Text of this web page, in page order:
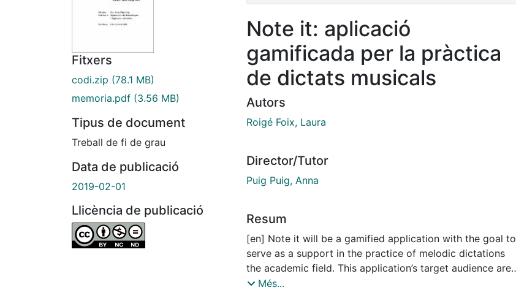
Fitxers
codi.zip (78.1 MB)
memoria.pdf (3.56 MB)
Tipus de document
Treball de fi de grau
Data de publicació
2019-02-01
Llicència de publicació
Note it: aplicació
gamificada per la pràctica
de dictats musicals
Autors
Roigé Foix, Laura
Director/Tutor
Puig Puig, Anna
Resum
[en] Note it will be a gamified application with the goal to
serve as a support in the practice of melodic dictations
the academic field. This application’s target audience are
music students between 11 and 13 years old with a music
Més...